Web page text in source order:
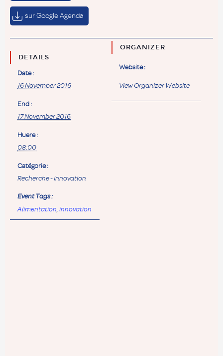
sur Google Agenda
DETAILS
Date :
16 November 2016
End :
17 November 2016
Huere :
08:00
Catégorie :
Recherche - Innovation
Event Tags :
Alimentation,innovation
ORGANIZER
Website :
View Organizer Website